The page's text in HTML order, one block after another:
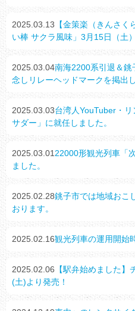
2025.03.13 【金策楽（きんさ
い棒 サクラ風味」3月15日（土
2025.03.04南海2200系引退＆
念しリレーヘッドマークを掲出し
2025.03.03台湾人YouTuber・
サダー」に就任しました。
2025.03.0122000形観光列車「
ました。
2025.02.28銚子市では地域おこ
おります。
2025.02.16観光列車の運用開始
2025.02.06 【駅弁始めました
(土)より発売！